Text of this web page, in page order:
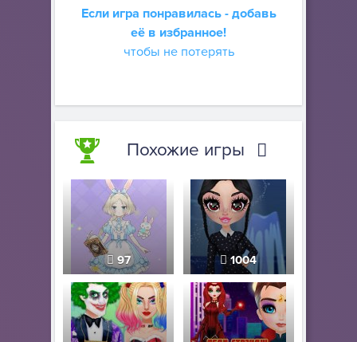
Если игра понравилась - добавь
её в избранное!
чтобы не потерять
Похожие игры
97 1004